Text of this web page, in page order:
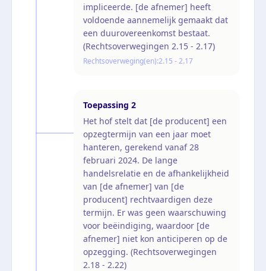
impliceerde. [de afnemer] heeft
voldoende aannemelijk gemaakt dat
een duurovereenkomst bestaat.
(Rechtsoverwegingen 2.15 - 2.17)
Rechtsoverweging(en):2.15 - 2.17
Toepassing 2
Het hof stelt dat [de producent] een
opzegtermijn van een jaar moet
hanteren, gerekend vanaf 28
februari 2024. De lange
handelsrelatie en de afhankelijkheid
van [de afnemer] van [de
producent] rechtvaardigen deze
termijn. Er was geen waarschuwing
voor beëindiging, waardoor [de
afnemer] niet kon anticiperen op de
opzegging. (Rechtsoverwegingen
2.18 - 2.22)